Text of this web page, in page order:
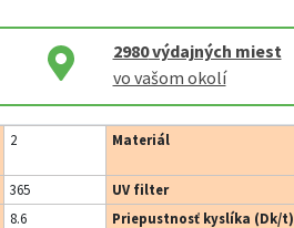
2980výdajných miest
vo vašom okolí
2 Materiál
365 UV filter
8.6 Priepustnosť kyslíka (Dk/t)